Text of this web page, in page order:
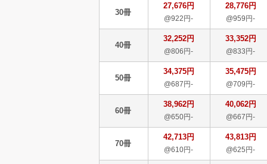
30冊
27,676円
@922円-
28,776円
@959円-
40冊
32,252円
@806円-
33,352円
@833円-
50冊
34,375円
@687円-
35,475円
@709円-
60冊
38,962円
@650円-
40,062円
@667円-
70冊
42,713円
@610円-
43,813円
@625円-